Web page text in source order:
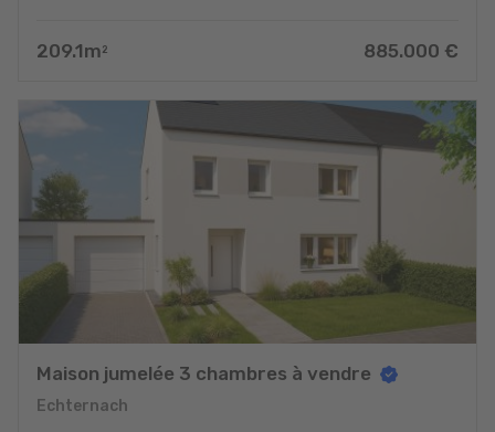
209.1m 2 885.000 €
Maison jumelée 3 chambres à vendre
Echternach